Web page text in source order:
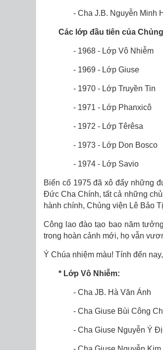
- Cha J.B. Nguyễn Minh
Các lớp đầu tiên của
- 1968 - Lớp Vô Nhiễm
- 1969 - Lớp Giuse
- 1970 - Lớp Truyền Tin
- 1971 - Lớp Phanxicô
- 1972 - Lớp Têrêsa
- 1973 - Lớp Don Bosco
- 1974 - Lớp Savio
Biến cố 1975 đã xô đẩy những
Ðức Cha Chính, tất cả những
hành chính, Chủng viện Lê Bảo
Công lao đào tạo bao năm
trong hoàn cảnh mới, họ vẫn
Ý Chúa nhiệm màu! Tính đến
* Lớp Vô Nhiễm:
- Cha JB. Hà Văn Ánh
- Cha Giuse Bùi Công
- Cha Giuse Nguyễn Ý